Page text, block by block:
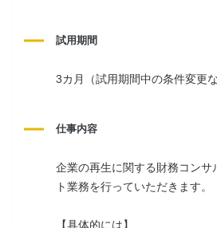
試用期間
3カ月（試用期間中の条件変更
仕事内容
企業の再生に関する財務コンサ
ト業務を行っていただきます。
【具体的には】